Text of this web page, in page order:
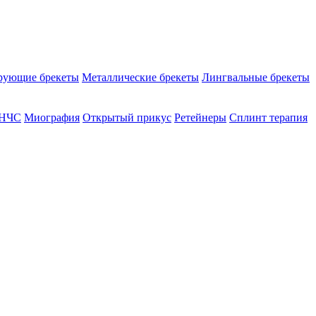
брекеты Металлические брекеты Лингвальные брекеты
Миография Открытый прикус Ретейнеры Сплинт терапия